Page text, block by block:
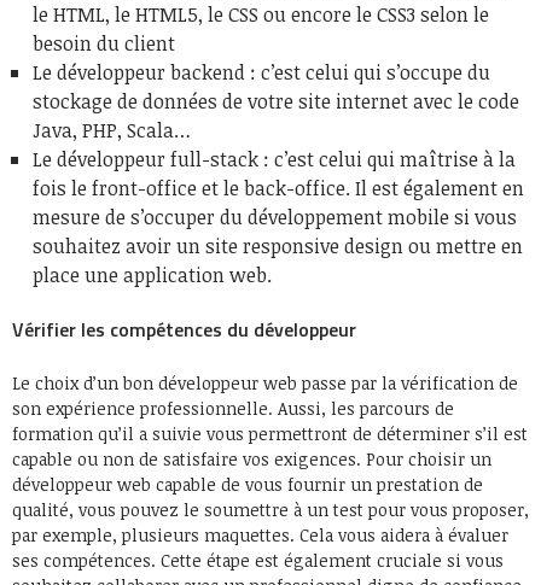
le HTML, le HTML5, le CSS ou encore le CSS3 selon le
besoin du client
Le développeur backend : c’est celui qui s’occupe du
stockage de données de votre site internet avec le code
Java, PHP, Scala…
Le développeur full-stack : c’est celui qui maîtrise à la
fois le front-office et le back-office. Il est également en
mesure de s’occuper du développement mobile si vous
souhaitez avoir un site responsive design ou mettre en
place une application web.
Vérifier les compétences du développeur
Le choix d’un bon développeur web passe par la vérification de
son expérience professionnelle. Aussi, les parcours de
formation qu’il a suivie vous permettront de déterminer s’il est
capable ou non de satisfaire vos exigences. Pour choisir un
développeur web capable de vous fournir un prestation de
qualité, vous pouvez le soumettre à un test pour vous proposer,
par exemple, plusieurs maquettes. Cela vous aidera à évaluer
ses compétences. Cette étape est également cruciale si vous